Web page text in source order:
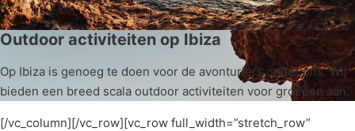
Outdoor activiteiten op Ibiza
Op Ibiza is genoeg te doen voor de avonturiers onder ons. Wij
bieden een breed scala outdoor activiteiten voor groepen aan.
[/vc_column][/vc_row][vc_row full_width=”stretch_row”